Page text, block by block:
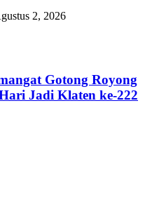
2, 2026
Gotong Royong
Jadi Klaten ke-222